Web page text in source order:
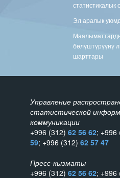
статистикалык
Эл аралык
бөлүштүрүүнү
шарттары
Управление
статистической
коммуникации
+996 (312) 62 56 62; +996
59; +996 (312) 62 57 47
Пресс-кызматы
+996 (312) 62 56 62; +996